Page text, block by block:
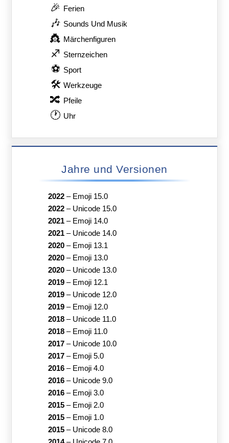
🎉 Ferien
🎶 Sounds Und Musik
👸 Märchenfiguren
♐ Sternzeichen
⚽ Sport
🛠 Werkzeuge
🔀 Pfeile
🕐 Uhr
Jahre und Versionen
2022– Emoji 15.0
2022– Unicode 15.0
2021– Emoji 14.0
2021– Unicode 14.0
2020– Emoji 13.1
2020– Emoji 13.0
2020– Unicode 13.0
2019– Emoji 12.1
2019– Unicode 12.0
2019– Emoji 12.0
2018– Unicode 11.0
2018– Emoji 11.0
2017– Unicode 10.0
2017– Emoji 5.0
2016– Emoji 4.0
2016– Unicode 9.0
2016– Emoji 3.0
2015– Emoji 2.0
2015– Emoji 1.0
2015– Unicode 8.0